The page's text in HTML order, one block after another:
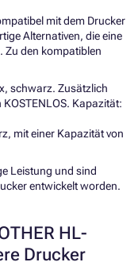
mit dem Drucker
Alternativen, die eine
Zu den kompatiblen
schwarz. Zusätzlich
Kapazität:
mit einer Kapazität von
Leistung und sind
entwickelt worden.
HL-
Drucker